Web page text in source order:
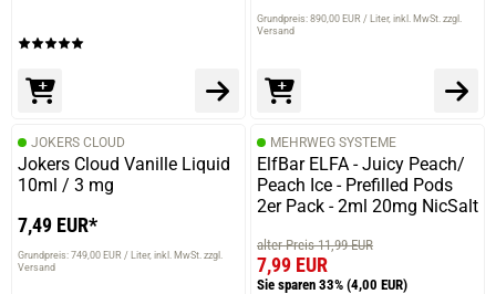
Grundpreis: 890,00 EUR / Liter inkl. MwSt. zzgl.
Versand
JOKERS CLOUD
Jokers Cloud Vanille Liquid
10ml / 3 mg
7,49 EUR*
Grundpreis: 749,00 EUR / Liter inkl. MwSt. zzgl.
Versand
MEHRWEG SYSTEME
ElfBar ELFA - Juicy Peach/
Peach Ice - Prefilled Pods
2er Pack - 2ml 20mg NicSalt
alter Preis 11,99 EUR
7,99 EUR
Sie sparen 33% (4,00 EUR)